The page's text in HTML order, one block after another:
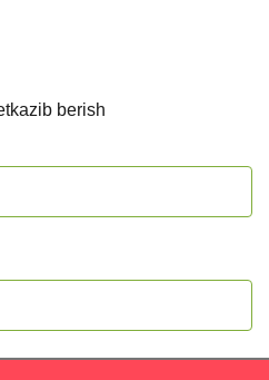
berish